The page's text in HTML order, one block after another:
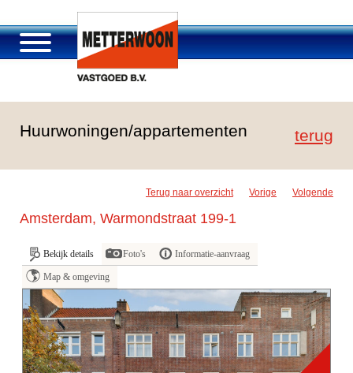
Portfolio
Huurwoningen/appartementen terug
Terug naar overzicht Vorige Volgende
Amsterdam, Warmondstraat 199-1
Bekijk details Foto's Informatie-aanvraag
Map & omgeving